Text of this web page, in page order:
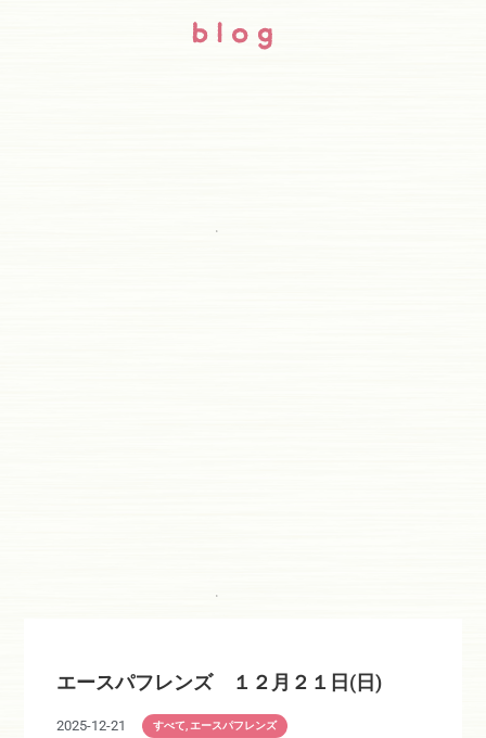
エースパフレンズ １２月２１日(日)
2025-12-21 すべて エースパフレンズ